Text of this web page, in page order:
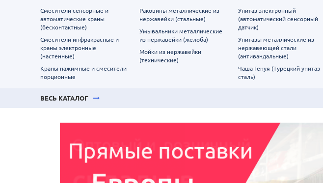
Смесители сенсорные и
автоматические краны
(бесконтактные)
Смесители инфракрасные и
краны электронные
(настенные)
Краны нажимные и смесители
порционные
Раковины металлические из
нержавейки (стальные)
Умывальники металлические
из нержавейки (желоба)
Мойки из нержавейки
(технические)
Унитаз электронный
(автоматический сенсорный
датчик)
Унитазы металлические из
нержавеющей стали
(антивандальные)
Чаша Генуя (Турецкий унитаз
сталь)
ВЕСЬ КАТАЛОГ